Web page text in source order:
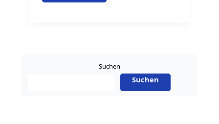
Revolutionäre
Suchen
Suchen